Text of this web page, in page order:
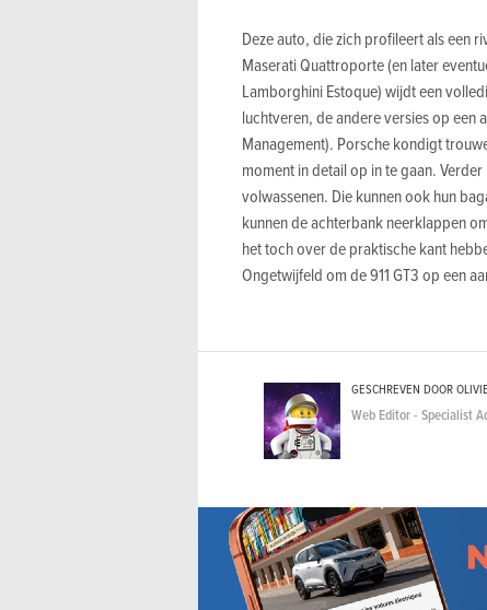
Deze auto, die zich profileert als een
Maserati Quattroporte (en later
Lamborghini Estoque) wijdt een
luchtveren, de andere versies op een
Management). Porsche kondigt
moment in detail op in te gaan.
volwassenen. Die kunnen ook hun
kunnen de achterbank neerklappen
het toch over de praktische kant
Ongetwijfeld om de 911 GT3 op een
GESCHREVEN DOOR
Web Editor - Specialist